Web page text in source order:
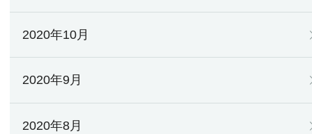
2020年10月
2020年9月
2020年8月